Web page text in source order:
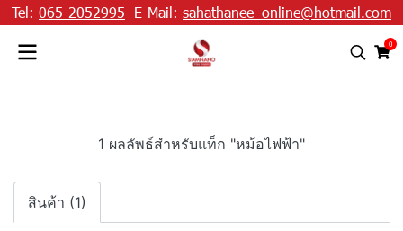
Tel: 065-2052995 E-Mail: sahathanee_online@hotmail.com
0
1 ผลลัพธ์สำหรับแท็ก "หม้อไฟฟ้า"
สินค้า (1)